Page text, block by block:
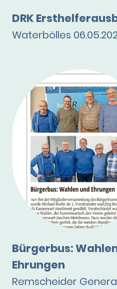
DRK
Waterbölles
Bürgerbus:
Ehrungen
Remscheider